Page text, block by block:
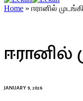
Home » ஈரானில்
JANUARY 9, 2026